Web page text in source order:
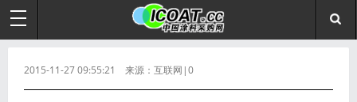
2015-11-27 09:55:21 来源：互联网|0